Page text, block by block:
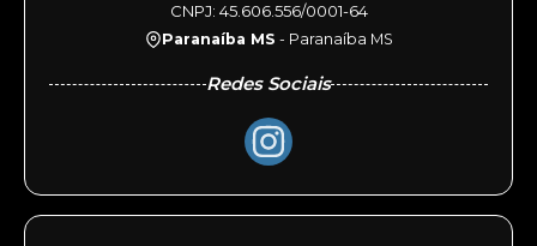
CNPJ: 45.606.556/0001-64
Paranaíba MS - Paranaíba MS
Redes Sociais